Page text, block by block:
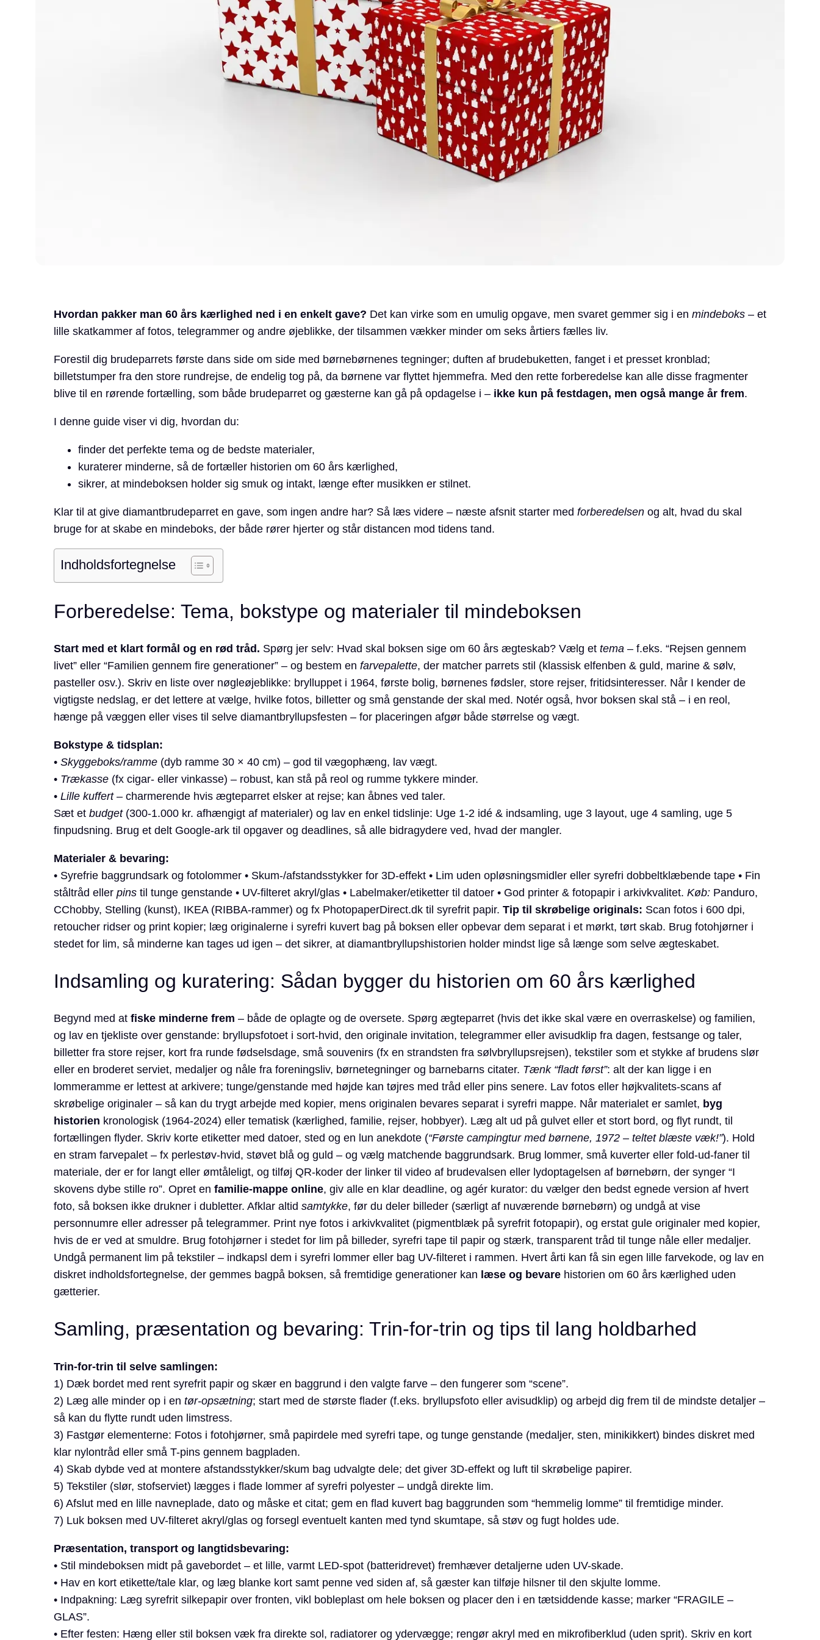
Hvordan pakker man 60 års kærlighed ned i en enkelt gave? Det kan virke som en umulig opgave, men svaret gemmer sig i en mindeboks– et
lille skatkammer af fotos, telegrammer og andre øjeblikke, der tilsammen vækker minder om seks årtiers fælles liv.
Forestil dig brudeparrets første dans side om side med børnebørnenes tegninger; duften af brudebuketten, fanget i et presset kronblad;
billetstumper fra den store rundrejse, de endelig tog på, da børnene var flyttet hjemmefra. Med den rette forberedelse kan alle disse fragmenter
blive til en rørende fortælling, som både brudeparret og gæsterne kan gå på opdagelse i – ikke kun på festdagen, men også mange år frem.
I denne guide viser vi dig, hvordan du:
finder det perfekte tema og de bedste materialer,
kuraterer minderne, så de fortæller historien om 60 års kærlighed,
sikrer, at mindeboksen holder sig smuk og intakt, længe efter musikken er stilnet.
Klar til at give diamantbrudeparret en gave, som ingen andre har? Så læs videre – næste afsnit starter med forberedelsenog alt, hvad du skal
bruge for at skabe en mindeboks, der både rører hjerter og står distancen mod tidens tand.
Indholdsfortegnelse
Forberedelse: Tema, bokstype og materialer til mindeboksen
Start med et klart formål og en rød tråd. Spørg jer selv: Hvad skal boksen sige om 60 års ægteskab? Vælg et tema– f.eks. “Rejsen gennem
livet” eller “Familien gennem fire generationer” – og bestem en farvepalette, der matcher parrets stil (klassisk elfenben & guld, marine & sølv,
pasteller osv.). Skriv en liste over nøgleøjeblikke: brylluppet i 1964, første bolig, børnenes fødsler, store rejser, fritids­interesser. Når I kender de
vigtigste nedslag, er det lettere at vælge, hvilke fotos, billetter og små genstande der skal med. Notér også, hvor boksen skal stå – i en reol,
hænge på væggen eller vises til selve diamantbryllups­festen – for placeringen afgør både størrelse og vægt.
Bokstype & tidsplan:
• Skyggeboks/ramme(dyb ramme 30 × 40 cm) – god til vægophæng, lav vægt.
• Trækasse(fx cigar- eller vin­kasse) – robust, kan stå på reol og rumme tykkere minder.
• Lille kuffert– charmerende hvis ægteparret elsker at rejse; kan åbnes ved taler.
Sæt et budget(300-1.000 kr. afhængigt af materialer) og lav en enkel tidslinje: Uge 1-2 idé & indsamling, uge 3 layout, uge 4 samling, uge 5
finpudsning. Brug et delt Google-ark til opgaver og deadlines, så alle bidrag­ydere ved, hvad der mangler.
Materialer & bevaring:
• Syrefrie baggrundsark og fotolommer • Skum-/afstandsstykker for 3D-effekt • Lim uden opløsnings­midler eller syrefri dobbeltklæbende tape • Fin
ståltråd eller pinstil tunge genstande • UV-filteret akryl/glas • Labelmaker/etiketter til datoer • God printer & fotopapir i arkiv­kvalitet. Køb:Panduro,
CChobby, Stelling (kunst), IKEA (RIBBA-rammer) og fx PhotopaperDirect.dk til syrefrit papir. Tip til skrøbelige originals: Scan fotos i 600 dpi,
retoucher ridser og print kopier; læg originalerne i syrefri kuvert bag på boksen eller opbevar dem separat i et mørkt, tørt skab. Brug fotohjørner i
stedet for lim, så minderne kan tages ud igen – det sikrer, at diamantbryllups­historien holder mindst lige så længe som selve ægteskabet.
Indsamling og kuratering: Sådan bygger du historien om 60 års kærlighed
Begynd med at fiske minderne frem – både de oplagte og de oversete. Spørg ægteparret (hvis det ikke skal være en overraskelse) og familien,
og lav en tjekliste over genstande: bryllupsfotoet i sort-hvid, den originale invitation, telegrammer eller avisudklip fra dagen, festsange og taler,
billetter fra store rejser, kort fra runde fødselsdage, små souvenirs (fx en strandsten fra sølvbryllupsrejsen), tekstiler som et stykke af brudens slør
eller en broderet serviet, medaljer og nåle fra forenings­liv, børnetegninger og barnebarns citater. Tænk “fladt først”: alt der kan ligge i en
lommeramme er lettest at arkivere; tunge/genstande med højde kan tøjres med tråd eller pins senere. Lav fotos eller højkvalitets-scans af
skrøbelige originaler – så kan du trygt arbejde med kopier, mens originalen bevares separat i syrefri mappe. Når materialet er samlet, byg
historien kronologisk (1964-2024) eller tematisk (kærlighed, familie, rejser, hobbyer). Læg alt ud på gulvet eller et stort bord, og flyt rundt, til
fortællingen flyder. Skriv korte etiketter med datoer, sted og en lun anekdote (“Første campingtur med børnene, 1972 – teltet blæste væk!”). Hold
en stram farvepalet – fx perlestøv-hvid, støvet blå og guld – og vælg matchende baggrundsark. Brug lommer, små kuverter eller fold-ud-faner til
materiale, der er for langt eller ømtåleligt, og tilføj QR-koder der linker til video af brudevalsen eller lydoptagelsen af børnebørn, der synger “I
skovens dybe stille ro”. Opret en familie-mappe online, giv alle en klar deadline, og agér kurator: du vælger den bedst egnede version af hvert
foto, så boksen ikke drukner i dubletter. Afklar altid samtykke, før du deler billeder (særligt af nuværende børnebørn) og undgå at vise
personnumre eller adresser på telegrammer. Print nye fotos i arkivkvalitet (pigmentblæk på syrefrit fotopapir), og erstat gule originaler med kopier,
hvis de er ved at smuldre. Brug fotohjørner i stedet for lim på billeder, syrefri tape til papir og stærk, transparent tråd til tunge nåle eller medaljer.
Undgå permanent lim på tekstiler – indkapsl dem i syrefri lommer eller bag UV-filteret i rammen. Hvert årti kan få sin egen lille farvekode, og lav en
diskret indholdsfortegnelse, der gemmes bagpå boksen, så fremtidige generationer kan læse og bevarehistorien om 60 års kærlighed uden
gætterier.
Samling, præsentation og bevaring: Trin-for-trin og tips til lang holdbarhed
Trin-for-trin til selve samlingen:
1) Dæk bordet med rent syrefrit papir og skær en baggrund i den valgte farve – den fungerer som “scene”.
2) Læg alle minder op i en tør-opsætning; start med de største flader (f.eks. bryllupsfoto eller avisudklip) og arbejd dig frem til de mindste detaljer –
så kan du flytte rundt uden limstress.
3) Fastgør elementerne: Fotos i fotohjørner, små papirdele med syrefri tape, og tunge genstande (medaljer, sten, minikikkert) bindes diskret med
klar nylontråd eller små T-pins gennem bagpladen.
4) Skab dybde ved at montere afstandsstykker/skum bag udvalgte dele; det giver 3D-effekt og luft til skrøbelige papirer.
5) Tekstiler (slør, stofserviet) lægges i flade lommer af syrefri polyester – undgå direkte lim.
6) Afslut med en lille navneplade, dato og måske et citat; gem en flad kuvert bag baggrunden som “hemmelig lomme” til fremtidige minder.
7) Luk boksen med UV-filteret akryl/glas og forsegl eventuelt kanten med tynd skumtape, så støv og fugt holdes ude.
Præsentation, transport og langtidsbevaring:
• Stil mindeboksen midt på gavebordet – et lille, varmt LED-spot (batteridrevet) fremhæver detaljerne uden UV-skade.
• Hav en kort etikette/tale klar, og læg blanke kort samt penne ved siden af, så gæster kan tilføje hilsner til den skjulte lomme.
• Indpakning: Læg syrefrit silkepapir over fronten, vikl bobleplast om hele boksen og placer den i en tætsiddende kasse; marker “FRAGILE –
GLAS”.
• Efter festen: Hæng eller stil boksen væk fra direkte sol, radiatorer og ydervægge; rengør akryl med en mikrofiberklud (uden sprit). Skriv en kort